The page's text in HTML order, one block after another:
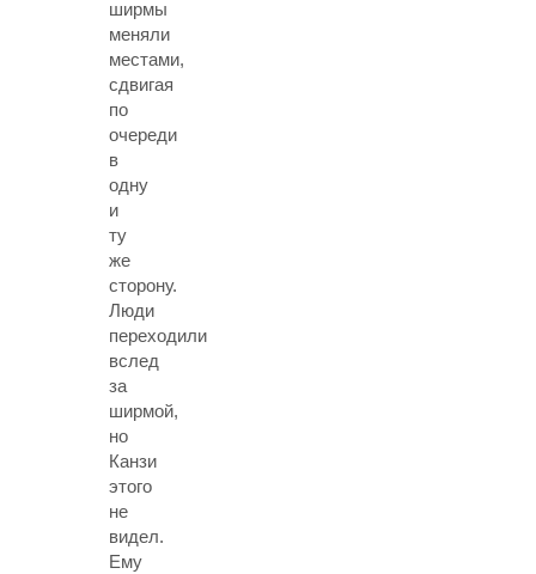
ширмы
меняли
местами,
сдвигая
по
очереди
в
одну
и
ту
же
сторону.
Люди
переходили
вслед
за
ширмой,
но
Канзи
этого
не
видел.
Ему